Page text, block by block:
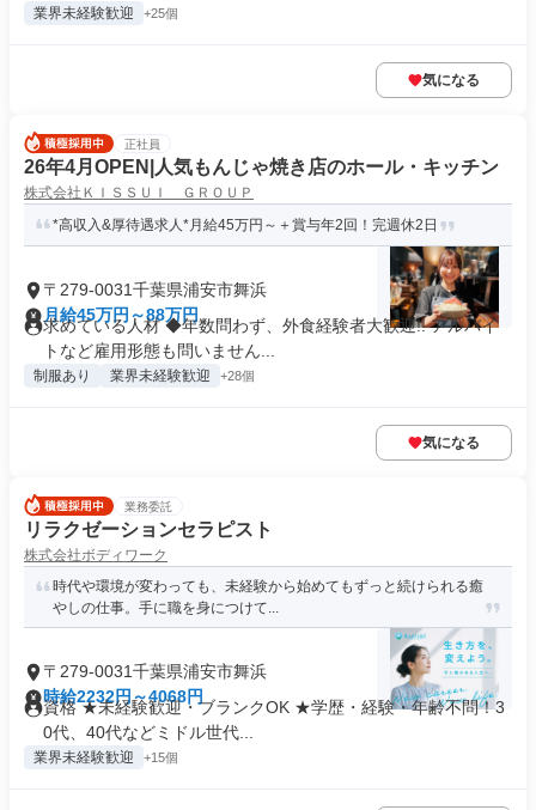
業界未経験歓迎 +25個
気になる
正社員
26年4月OPEN|人気もんじゃ焼き店のホール・キッチン
株式会社ＫＩＳＳＵＩ ＧＲＯＵＰ
*高収入&厚待遇求人*月給45万円～＋賞与年2回！完週休2日
〒279-0031千葉県浦安市舞浜
月給45万円～88万円
求めている人材 ◆年数問わず、外食経験者大歓迎!! アルバイ
トなど雇用形態も問いません...
制服あり 業界未経験歓迎 +28個
気になる
業務委託
リラクゼーションセラピスト
株式会社ボディワーク
時代や環境が変わっても、未経験から始めてもずっと続けられる癒
やしの仕事。手に職を身につけて...
〒279-0031千葉県浦安市舞浜
時給2232円～4068円
資格 ★未経験歓迎・ブランクOK ★学歴・経験・年齢不問！3
0代、40代などミドル世代...
業界未経験歓迎 +15個